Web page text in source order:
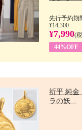
先行予約
¥14,300
¥7,990(
44%OFF
祈平 純
ラの妖...